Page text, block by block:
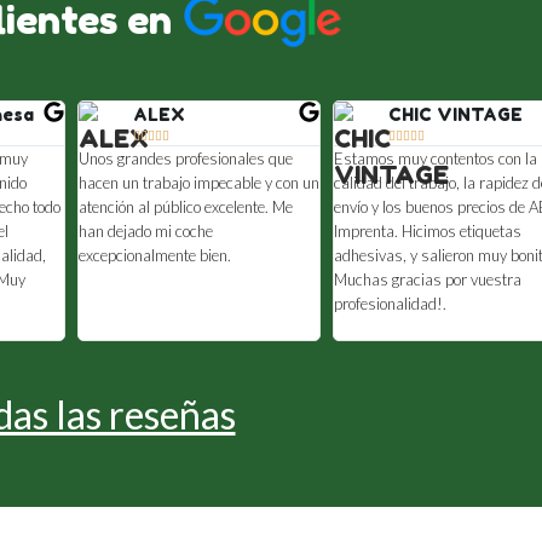
en
todo
ALEX

Unos grandes profesionales que
hacen un trabajo impecable y con un
atención al público excelente. Me
han dejado mi coche
excepcionalmente bien.
CHIC VINTAGE

Estamos muy contentos con la
calidad del trabajo, la rapidez
envío y los buenos precios de
Imprenta. Hicimos etiquetas
adhesivas, y salieron muy
Muchas gracias por vuestra
profesionalidad!.
las reseñas